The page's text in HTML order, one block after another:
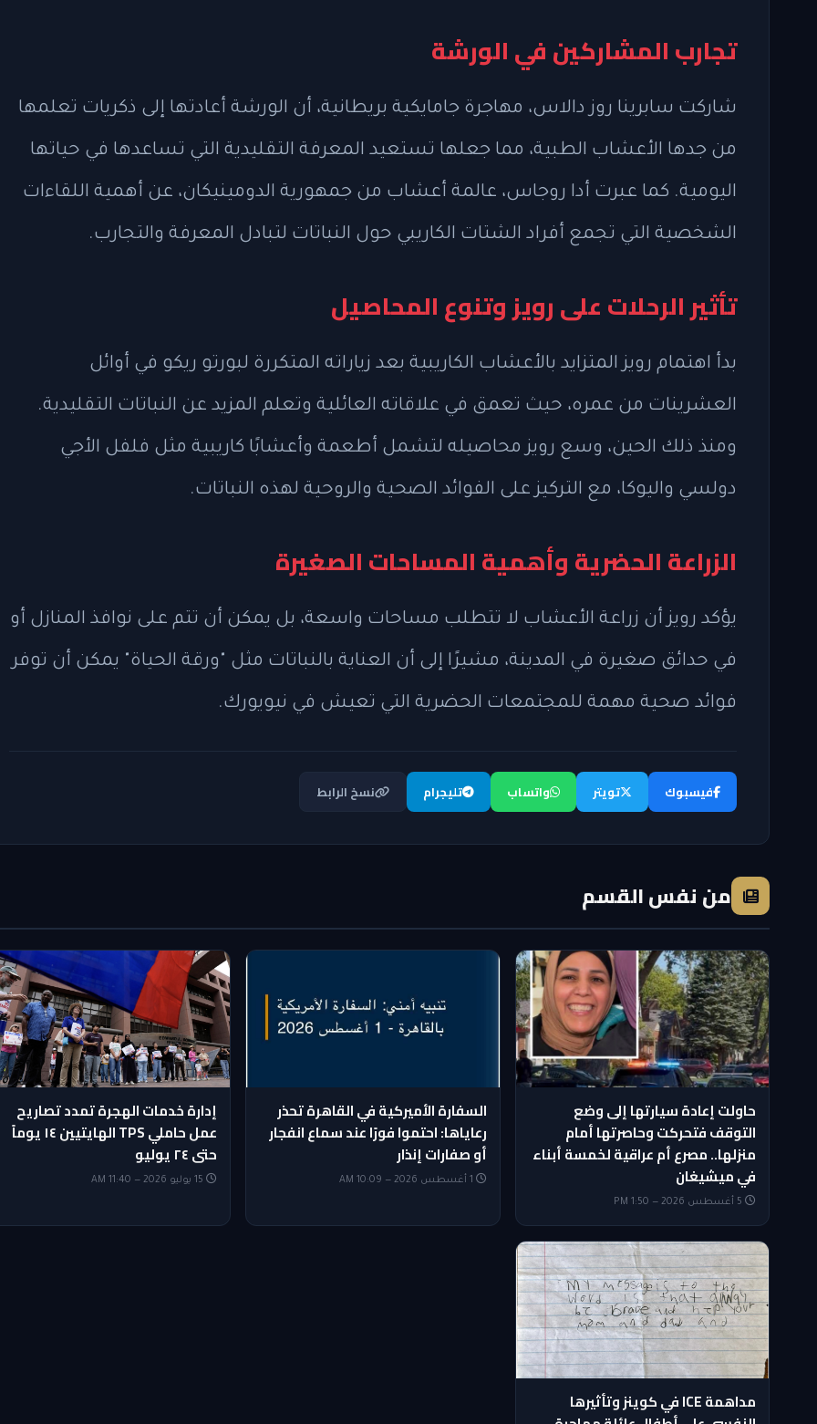
تجارب المشاركين في الورشة
شاركت سابرينا روز دالاس، مهاجرة جامايكية بريطانية، أن الورشة أعادتها إلى ذكريات تعلمها
من جدها الأعشاب الطبية، مما جعلها تستعيد المعرفة التقليدية التي تساعدها في حياتها
اليومية. كما عبرت أدا روجاس، عالمة أعشاب من جمهورية الدومينيكان، عن أهمية اللقاءات
الشخصية التي تجمع أفراد الشتات الكاريبي حول النباتات لتبادل المعرفة والتجارب.
تأثير الرحلات على رويز وتنوع المحاصيل
بدأ اهتمام رويز المتزايد بالأعشاب الكاريبية بعد زياراته المتكررة لبورتو ريكو في أوائل
العشرينات من عمره، حيث تعمق في علاقاته العائلية وتعلم المزيد عن النباتات التقليدية.
ومنذ ذلك الحين، وسع رويز محاصيله لتشمل أطعمة وأعشابًا كاريبية مثل فلفل الأجي
دولسي واليوكا، مع التركيز على الفوائد الصحية والروحية لهذه النباتات.
الزراعة الحضرية وأهمية المساحات الصغيرة
يؤكد رويز أن زراعة الأعشاب لا تتطلب مساحات واسعة، بل يمكن أن تتم على نوافذ المنازل أو
في حدائق صغيرة في المدينة، مشيرًا إلى أن العناية بالنباتات مثل "ورقة الحياة" يمكن أن توفر
فوائد صحية مهمة للمجتمعات الحضرية التي تعيش في نيويورك.
فيسبوك تويتر واتساب تليجرام نسخ الرابط
من نفس القسم
حاولت إعادة سيارتها إلى وضع
التوقف فتحركت وحاصرتها أمام
منزلها.. مصرع أم عراقية لخمسة أبناء
في ميشيغان
السفارة الأميركية في القاهرة تحذر
رعاياها: احتموا فورًا عند سماع انفجار
أو صفارات إنذار
إدارة خدمات الهجرة تمدد تصاريح
عمل حاملي TPS الهايتيين ١٤ يوماً
حتى ٢٤ يوليو
15 يوليو 2026 — 11:40 AM
مداهمة ICE في كوينز وتأثيرها